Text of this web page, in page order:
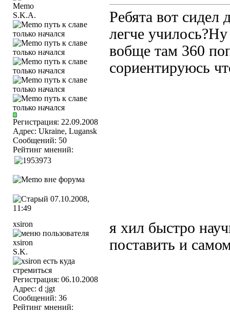
S.K.A.
Регистрация: 22.09.2008
Адрес: Ukraine, Lugansk
Сообщений: 50
Рейтинг мнений:
Ребята вот
легче
вобще там 360
сориентируюсь
07.10.2008,
11:49
xsiron
S.K.
Регистрация: 06.10.2008
Адрес: d ;jgt
Сообщений: 36
Рейтинг мнений:
я хил быстро
поставить и